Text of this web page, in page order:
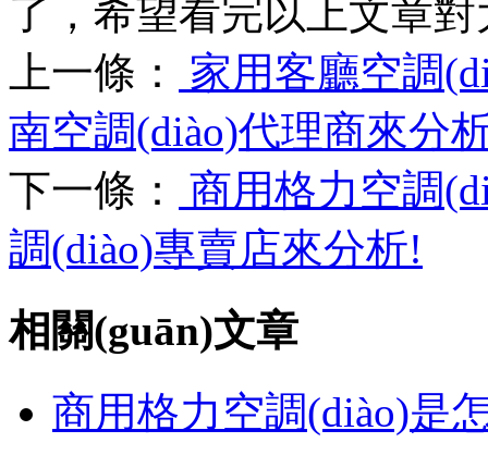
了，希望看完以上文章
上一條：
家用客廳空調
南空調(diào)代理商來分
下一條：
商用格力空調
調(diào)專賣店來分析!
相關(guān)文章
商用格力空調(diào)是